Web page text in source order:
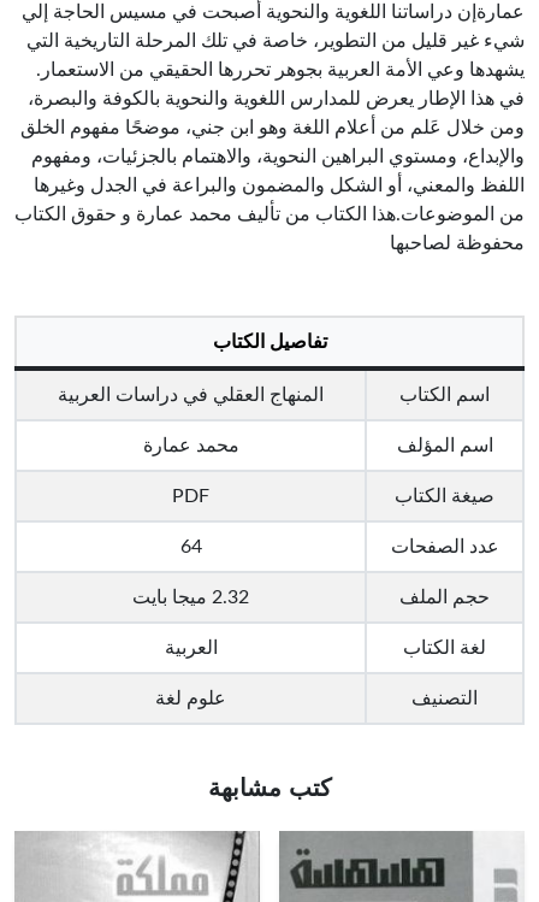
عمارةإن دراساتنا اللغوية والنحوية أصبحت في مسيس الحاجة إلي
شيء غير قليل من التطوير، خاصة في تلك المرحلة التاريخية التي
يشهدها وعي الأمة العربية بجوهر تحررها الحقيقي من الاستعمار.
في هذا الإطار يعرض للمدارس اللغوية والنحوية بالكوفة والبصرة،
ومن خلال عَلم من أعلام اللغة وهو ابن جني، موضحًا مفهوم الخلق
والإبداع، ومستوي البراهين النحوية، والاهتمام بالجزئيات، ومفهوم
اللفظ والمعني، أو الشكل والمضمون والبراعة في الجدل وغيرها
من الموضوعات.هذا الكتاب من تأليف محمد عمارة و حقوق الكتاب
محفوظة لصاحبها
تفاصيل الكتاب
اسم الكتاب المنهاج العقلي في دراسات العربية
اسم المؤلف محمد عمارة
صيغة الكتاب PDF
عدد الصفحات 64
حجم الملف 2.32 ميجا بايت
لغة الكتاب العربية
التصنيف علوم لغة
كتب مشابهة